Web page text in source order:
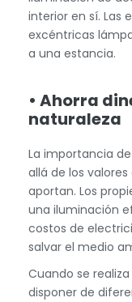
interior en sí. Las
excéntricas
a una estancia.
• Ahorra
naturaleza
La importancia
allá de los
aportan. Los
una iluminación
costos de
salvar el medio
Cuando se
disponer de